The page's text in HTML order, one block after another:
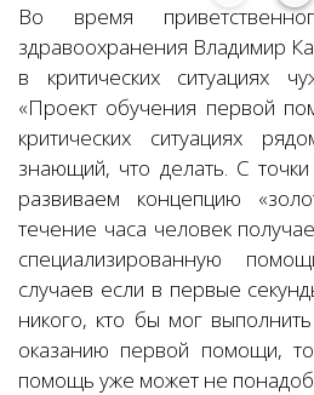
Во время
здравоохранения Владимир
в критических ситуациях
«Проект обучения первой
критических ситуациях
знающий, что делать. С
развиваем концепцию
течение часа человек
специализированную
случаев если в первые
никого, кто бы мог
оказанию первой помощи,
помощь уже может не